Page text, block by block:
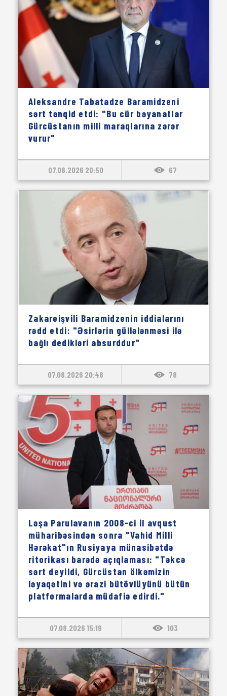
Aleksandre Tabatadze Baramidzeni
sərt tənqid etdi: "Bu cür bəyanatlar
Gürcüstanın milli maraqlarına zərər
vurur"
07.08.2026 20:50 67
Zakareişvili Baramidzenin iddialarını
rədd etdi: "Əsirlərin güllələnməsi ilə
bağlı dedikləri absurddur"
07.08.2026 20:48 78
Ləşa Parulavanın 2008-ci il avqust
müharibəsindən sonra "Vahid Milli
Hərəkat"ın Rusiyaya münasibətdə
ritorikası barədə açıqlaması: "Təkcə
sərt deyildi, Gürcüstan ölkəmizin
ləyaqətini və ərazi bütövlüyünü bütün
platformalarda müdafiə edirdi."
07.08.2026 15:19 103